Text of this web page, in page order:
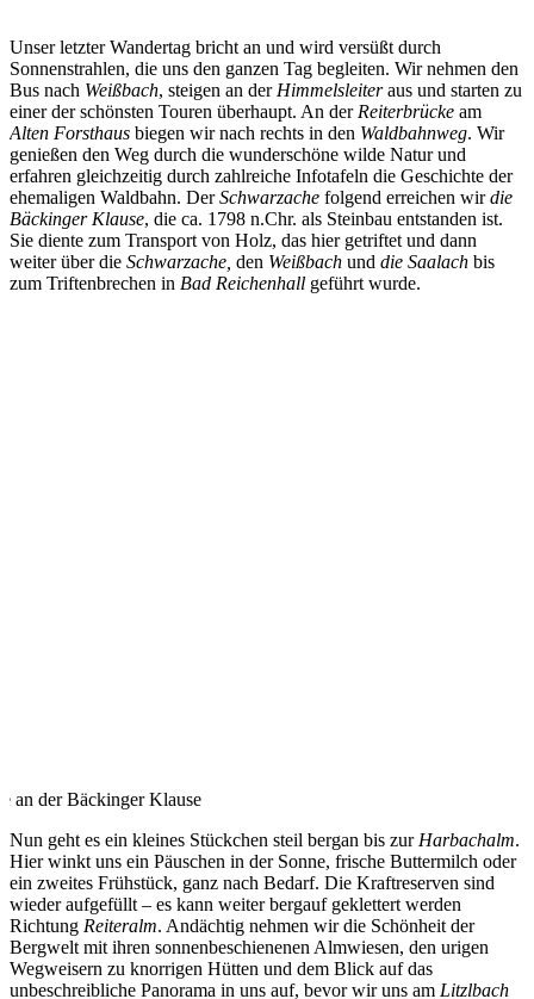
Unser letzter Wandertag bricht an und wird versüßt durch
Sonnenstrahlen, die uns den ganzen Tag begleiten. Wir nehmen den
Bus nach Weißbach, steigen an der Himmelsleiteraus und starten zu
einer der schönsten Touren überhaupt. An der Reiterbrücke am
Alten Forsthaus biegen wir nach rechts in den Waldbahnweg. Wir
genießen den Weg durch die wunderschöne wilde Natur und
erfahren gleichzeitig durch zahlreiche Infotafeln die Geschichte der
ehemaligen Waldbahn. DerSchwarzache folgend erreichen wirdie
Bäckinger Klause, die ca. 1798 n.Chr. als Steinbau entstanden ist.
Sie diente zum Transport von Holz, das hier getriftet und dann
weiter über die Schwarzache, den Weißbach und die Saalach bis
zum Triftenbrechen in Bad Reichenhall geführt wurde.
an der Bäckinger Klause
Nun geht es ein kleines Stückchen steil bergan bis zur Harbachalm.
Hier winkt uns ein Päuschen in der Sonne, frische Buttermilch oder
ein zweites Frühstück, ganz nach Bedarf. Die Kraftreserven sind
wieder aufgefüllt – es kann weiter bergauf geklettert werden
Richtung Reiteralm. Andächtig nehmen wir die Schönheit der
Bergwelt mit ihren sonnenbeschienenen Almwiesen, den urigen
Wegweisern zu knorrigen Hütten und dem Blick auf das
unbeschreibliche Panorama in uns auf, bevor wir uns am Litzlbach